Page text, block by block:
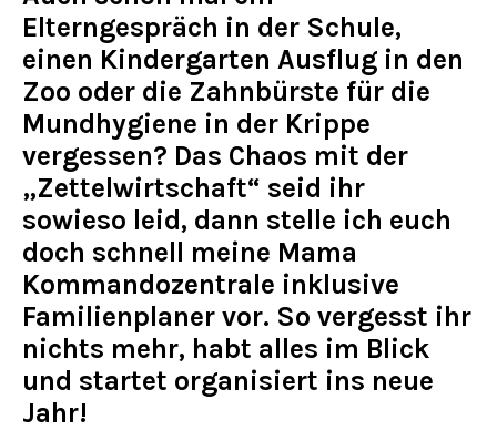
Elterngespräch in der Schule,
einen Kindergarten Ausflug in den
Zoo oder die Zahnbürste für die
Mundhygiene in der Krippe
vergessen? Das Chaos mit der
„Zettelwirtschaft“ seid ihr
sowieso leid, dann stelle ich euch
doch schnell meine Mama
Kommandozentrale inklusive
Familienplaner vor. So vergesst ihr
nichts mehr, habt alles im Blick
und startet organisiert ins neue
Jahr!